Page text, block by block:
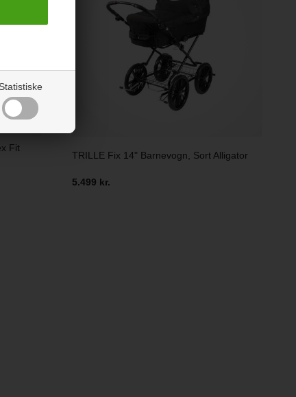
Statistiske
Fit
TRILLE Fix 14" Barnevogn, Sort Alligator
5.499 kr.